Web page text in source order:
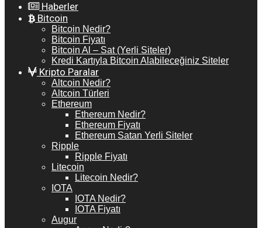
Haberler
Bitcoin
Bitcoin Nedir?
Bitcoin Fiyatı
Bitcoin Al – Sat (Yerli Siteler)
Kredi Kartıyla Bitcoin Alabileceğiniz Siteler
Kripto Paralar
Altcoin Nedir?
Altcoin Türleri
Ethereum
Ethereum Nedir?
Ethereum Fiyatı
Ethereum Satan Yerli Siteler
Ripple
Ripple Fiyatı
Litecoin
Litecoin Nedir?
IOTA
IOTA Nedir?
IOTA Fiyatı
Augur